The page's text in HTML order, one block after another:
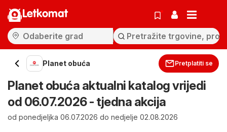
Letkomat
Planet obuća Pretplatiti se
Planet obuća aktualni katalog vrijedi
od 06.07.2026 - tjedna akcija
od ponedjeljka 06.07.2026 do nedjelje 02.08.2026